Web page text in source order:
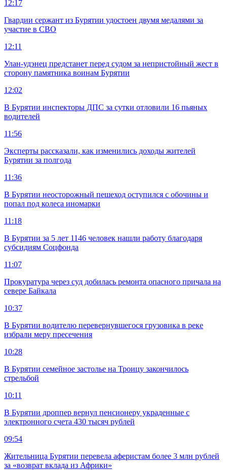
12:17
Гвардии сержант из Бурятии удостоен двумя медалями за
участие в СВО
12:11
Улан-удэнец предстанет перед судом за непристойный жест в
сторону памятника воинам Бурятии
12:02
В Бурятии инспекторы ДПС за сутки отловили 16 пьяных
водителей
11:56
Эксперты рассказали, как изменились доходы жителей
Бурятии за полгода
11:36
В Бурятии неосторожный пешеход оступился с обочины и
попал под колеса иномарки
11:18
В Бурятии за 5 лет 1146 человек нашли работу благодаря
субсидиям Соцфонда
11:07
Прокуратура через суд добилась ремонта опасного причала на
севере Байкала
10:37
В Бурятии водителю перевернувшегося грузовика в реке
избрали меру пресечения
10:28
В Бурятии семейное застолье на Троицу закончилось
стрельбой
10:11
В Бурятии дроппер вернул пенсионеру украденные с
электронного счета 430 тысяч рублей
09:54
Жительница Бурятии перевела аферистам более 3 млн рублей
за «возврат вклада из Африки»